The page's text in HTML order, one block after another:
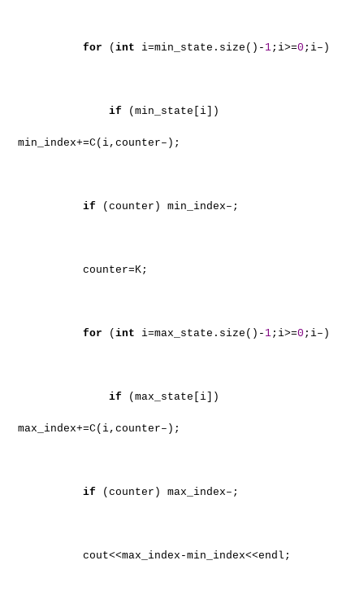
for ( int i=min_state.size()- 1;i>=0 ;i–)
if (min_state[i])
min_index+=C(i,counter–);
if (counter) min_index–;
counter=K;
for ( int i=max_state.size()- 1;i>=0 ;i–)
if (max_state[i])
max_index+=C(i,counter–);
if (counter) max_index–;
cout<<max_index-min_index<<endl;